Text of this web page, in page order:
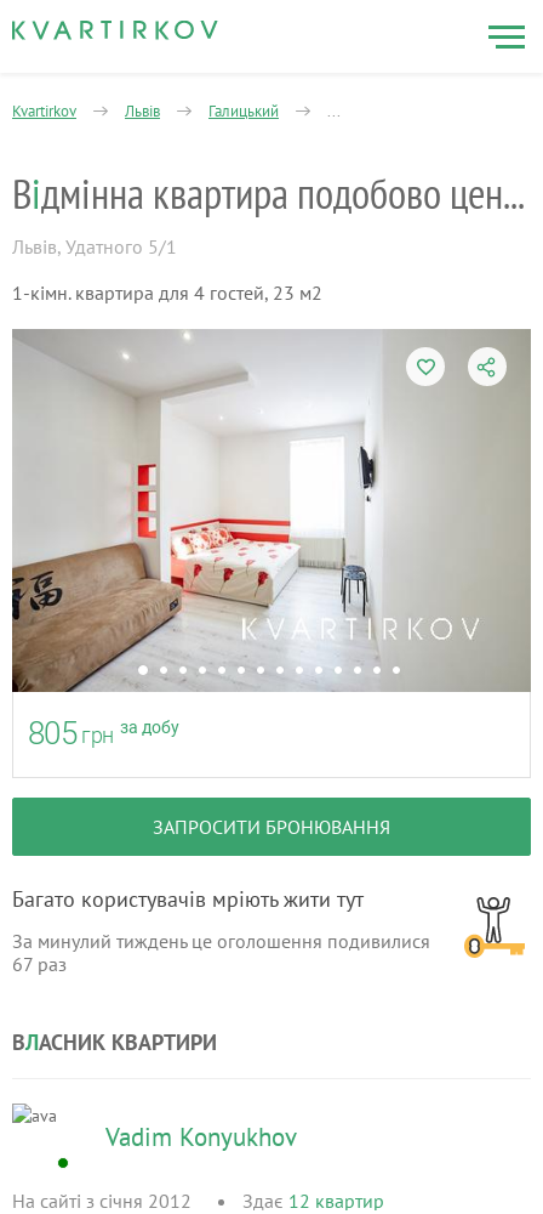
Kvartirkov Львів Галицький Старе Жовківське передмістя
Ві дмінна квартира подобово центр
Львів, Удатного 5/1
1-кімн. квартира для 4 гостей, 23 м2
805 грн за добу
ЗАПРОСИТИ БРОНЮВАННЯ
Багато користувачів мріють жити тут
За минулий тиждень це оголошення подивилися
67 раз
ВЛАСНИК КВАРТИРИ
Vadim Konyukhov
На сайті з січня 2012 Здає 12 квартир